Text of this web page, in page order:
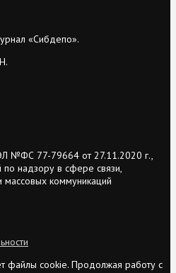
«Сибдепо».
№ФС 77-79664 от 27.11.2020 г.,
надзору в сфере связи,
коммуникаций
файлы cookie. Продолжая работу с